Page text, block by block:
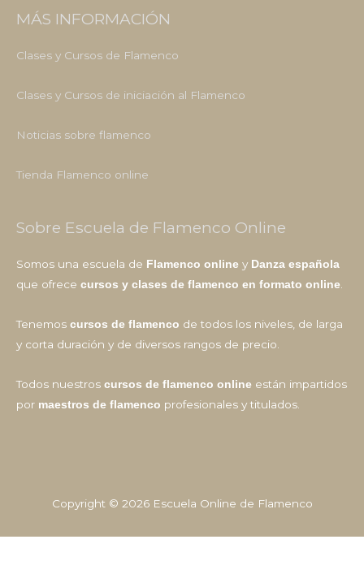
MÁS INFORMACIÓN
Clases y Cursos de Flamenco
Clases y Cursos de iniciación al Flamenco
Noticias sobre flamenco
Tienda Flamenco online
Sobre Escuela de Flamenco Online
Somos una escuela de Flamenco online y Danza española
que ofrece cursos y clases de flamenco en formato online
Tenemos cursos de flamenco de todos los niveles, de larga
y corta duración y de diversos rangos de precio.
Todos nuestros cursos de flamenco online están impartidos
por maestros de flamenco profesionales y titulados.
Copyright © 2026 Escuela Online de Flamenco